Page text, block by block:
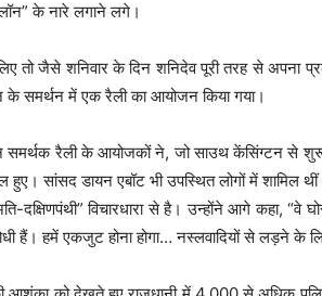
के नारे लगाने लगे।
तो जैसे शनिवार के दिन शनिदेव पूरी तरह से अपना
के समर्थन में एक रैली का आयोजन किया गया।
समर्थक रैली के आयोजकों ने, जो साउथ केंसिंग्टन से
हुए। सांसद डायन एबॉट भी उपस्थित लोगों में शामिल
दक्षिणपंथी” विचारधारा से है। उन्होंने आगे कहा, “वे
हैं। हमें एकजुट होना होगा… नस्लवादियों से लड़ने के